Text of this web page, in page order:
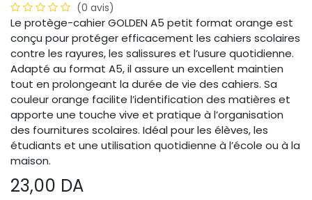
(0 avis)
Le protège-cahier GOLDEN A5 petit format orange est
conçu pour protéger efficacement les cahiers scolaires
contre les rayures, les salissures et l’usure quotidienne.
Adapté au format A5, il assure un excellent maintien
tout en prolongeant la durée de vie des cahiers. Sa
couleur orange facilite l’identification des matières et
apporte une touche vive et pratique à l’organisation
des fournitures scolaires. Idéal pour les élèves, les
étudiants et une utilisation quotidienne à l’école ou à la
maison.
23,00 DA